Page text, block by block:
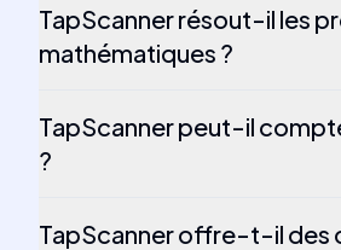
TapScanner résout-il les
mathématiques ?
TapScanner peut-il
?
TapScanner offre-t-il des